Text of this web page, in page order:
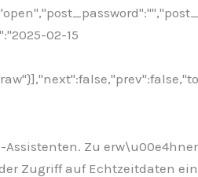
02-15
Zu
Zugriff auf Echtzeitdaten